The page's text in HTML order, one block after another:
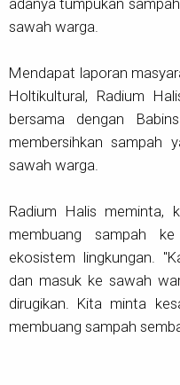
adanya tumpukan
sawah warga.
Mendapat laporan
Holtikultural, Radium
bersama dengan
membersihkan sampah
sawah warga.
Radium Halis meminta,
membuang sampah
ekosistem lingkungan.
dan masuk ke sawah
dirugikan. Kita minta
membuang sampah